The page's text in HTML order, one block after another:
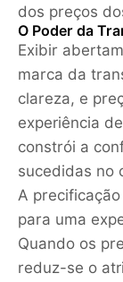
dos preços
O Poder da
Exibir
marca da
clareza, e
experiência
constrói a
sucedidas no
A
para uma
Quando os
reduz-se o